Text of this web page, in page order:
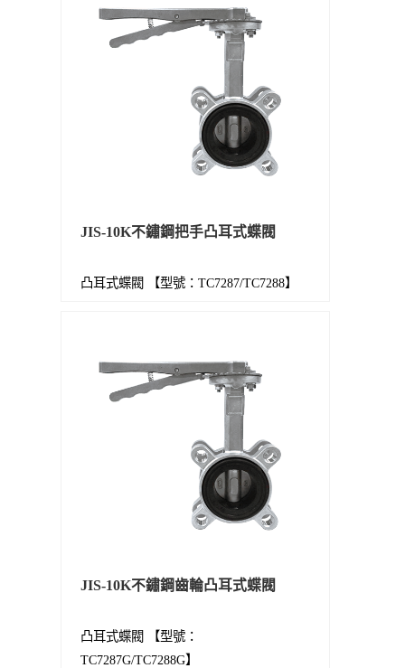
JIS-10K不鏽鋼把手凸耳式蝶閥
凸耳式蝶閥 【型號：TC7287/TC7288】
JIS-10K不鏽鋼齒輪凸耳式蝶閥
凸耳式蝶閥 【型號：
TC7287G/TC7288G】